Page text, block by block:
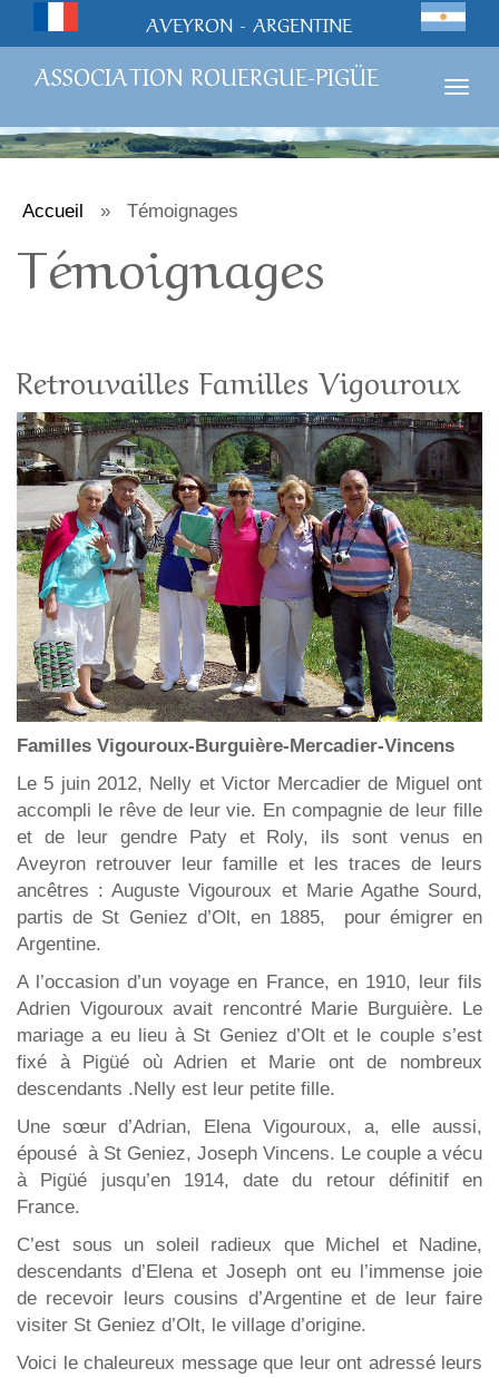
AVEYRON - ARGENTINE
ASSOCIATION ROUERGUE-PIGÜE
Accueil » Témoignages
Témoignages
Retrouvailles Familles Vigouroux
Familles Vigouroux-Burguière-Mercadier-Vincens
Le 5 juin 2012, Nelly et Victor Mercadier de Miguel ont
accompli le rêve de leur vie. En compagnie de leur fille
et de leur gendre Paty et Roly, ils sont venus en
Aveyron retrouver leur famille et les traces de leurs
ancêtres : Auguste Vigouroux et Marie Agathe Sourd,
partis de St Geniez d’Olt, en 1885, pour émigrer en
Argentine.
A l’occasion d’un voyage en France, en 1910, leur fils
Adrien Vigouroux avait rencontré Marie Burguière. Le
mariage a eu lieu à St Geniez d’Olt et le couple s’est
fixé à Pigüé où Adrien et Marie ont de nombreux
descendants .Nelly est leur petite fille.
Une sœur d’Adrian, Elena Vigouroux, a, elle aussi,
épousé à St Geniez, Joseph Vincens. Le couple a vécu
à Pigüé jusqu’en 1914, date du retour définitif en
France.
C’est sous un soleil radieux que Michel et Nadine,
descendants d’Elena et Joseph ont eu l’immense joie
de recevoir leurs cousins d’Argentine et de leur faire
visiter St Geniez d’Olt, le village d’origine.
Voici le chaleureux message que leur ont adressé leurs